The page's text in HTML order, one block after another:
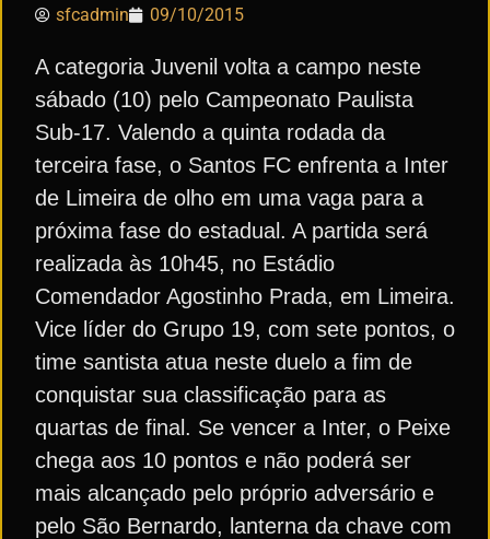
sfcadmin 09/10/2015
A categoria Juvenil volta a campo neste
sábado (10) pelo Campeonato Paulista
Sub-17. Valendo a quinta rodada da
terceira fase, o Santos FC enfrenta a Inter
de Limeira de olho em uma vaga para a
próxima fase do estadual. A partida será
realizada às 10h45, no Estádio
Comendador Agostinho Prada, em Limeira.
Vice líder do Grupo 19, com sete pontos, o
time santista atua neste duelo a fim de
conquistar sua classificação para as
quartas de final. Se vencer a Inter, o Peixe
chega aos 10 pontos e não poderá ser
mais alcançado pelo próprio adversário e
pelo São Bernardo, lanterna da chave com